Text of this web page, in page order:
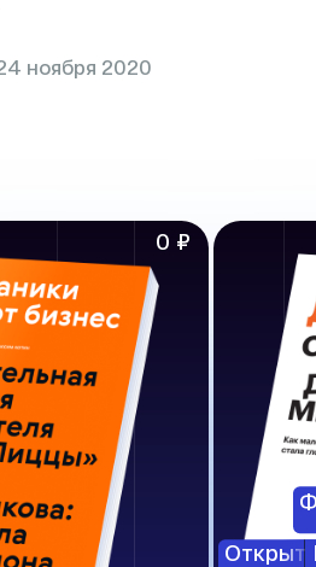
ноября 2020
0 ₽